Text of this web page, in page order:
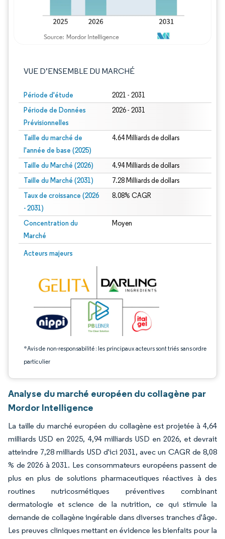
VUE D’ENSEMBLE DU MARCHÉ
Période d'étude 2021 - 2031
Période de Données
Prévisionnelles
2026 - 2031
Taille du marché de
l'année de base (2025)
4.64 Milliards de dollars
Taille du Marché (2026) 4.94 Milliards de dollars
Taille du Marché (2031) 7.28 Milliards de dollars
Taux de croissance (2026
- 2031)
8.08% CAGR
Concentration du
Marché
Moyen
Acteurs majeurs
*Avis de non-responsabilité : les principaux acteurs sont triés sans ordre
particulier
Image © Mordor Intelligence. La réutilisation nécessite une attribution sous CC
Analyse du marché européen du collagène par
Mordor Intelligence
La taille du marché européen du collagène est projetée à 4,64
milliards USD en 2025, 4,94 milliards USD en 2026, et devrait
atteindre 7,28 milliards USD d'ici 2031, avec un CAGR de 8,08
% de 2026 à 2031. Les consommateurs européens passent de
plus en plus de solutions pharmaceutiques réactives à des
routines nutricosmétiques préventives combinant
dermatologie et science de la nutrition, ce qui stimule la
demande de collagène ingérable dans diverses tranches d'âge.
Les preuves cliniques mettant en évidence les bienfaits pour la